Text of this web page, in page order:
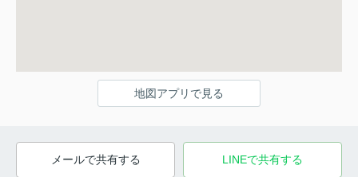
地図アプリで見る
メールで共有する LINEで共有する